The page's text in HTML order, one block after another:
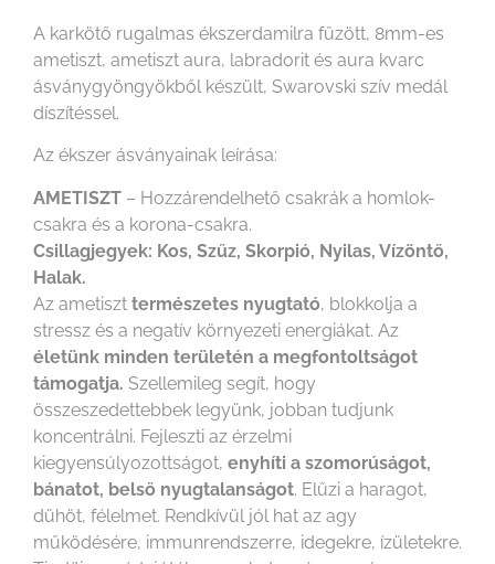
A karkötő rugalmas ékszerdamilra fűzött, 8mm-es
ametiszt, ametiszt aura, labradorit és aura kvarc
ásványgyöngyökből készült, Swarovski szív medál
díszítéssel.
Az ékszer ásványainak leírása:
AMETISZT – Hozzárendelhető csakrák a homlok-
csakra és a korona-csakra.
Csillagjegyek: Kos, Szűz, Skorpió, Nyilas, Vízöntő,
Halak.
Az ametiszt természetes nyugtató, blokkolja a
stressz és a negatív környezeti energiákat. Az
életünk minden területén a megfontoltságot
támogatja. Szellemileg segít, hogy
összeszedettebbek legyünk, jobban tudjunk
koncentrálni. Fejleszti az érzelmi
kiegyensúlyozottságot, enyhíti a szomorúságot,
bánatot, belső nyugtalanságot. Elűzi a haragot,
dühöt, félelmet. Rendkívül jól hat az agy
működésére, immunrendszerre, idegekre, ízületekre.